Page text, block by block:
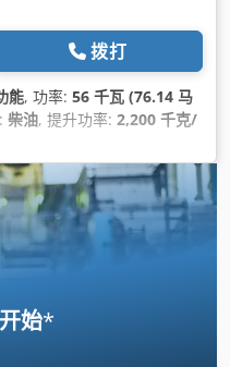
拨打
能, 功率: 56 千瓦 (76.14 马
柴油, 提升功率: 2,200 千克/
h
始*